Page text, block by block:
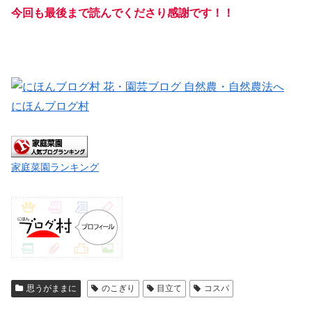
今回も最後まで読んでくださり感謝です！！
にほんブログ村
家庭菜園ランキング
思うがままに のこぎり 目立て コスパ